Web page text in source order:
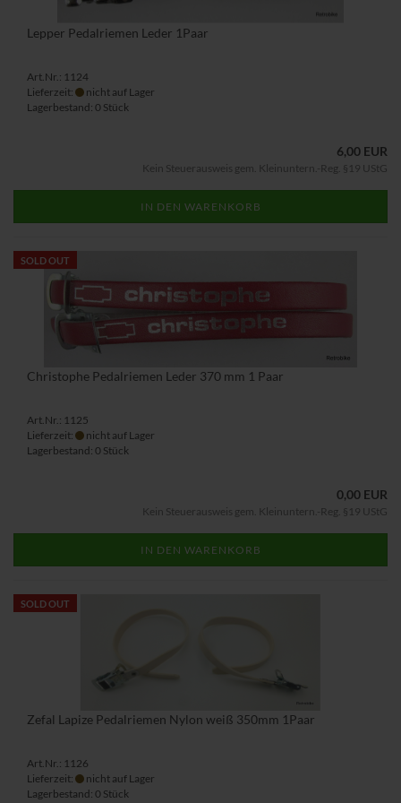
Lepper Pedalriemen Leder 1Paar
Art.Nr.: 1124
Lieferzeit:
nicht auf Lager
Lagerbestand: 0 Stück
6,00 EUR
Kein Steuerausweis gem. Kleinuntern.-Reg. §19 UStG
IN DEN WARENKORB
SOLD OUT
Christophe Pedalriemen Leder 370 mm 1 Paar
Art.Nr.: 1125
Lieferzeit:
nicht auf Lager
Lagerbestand: 0 Stück
0,00 EUR
Kein Steuerausweis gem. Kleinuntern.-Reg. §19 UStG
IN DEN WARENKORB
SOLD OUT
Zefal Lapize Pedalriemen Nylon weiß 350mm 1Paar
Art.Nr.: 1126
Lieferzeit:
nicht auf Lager
Lagerbestand: 0 Stück